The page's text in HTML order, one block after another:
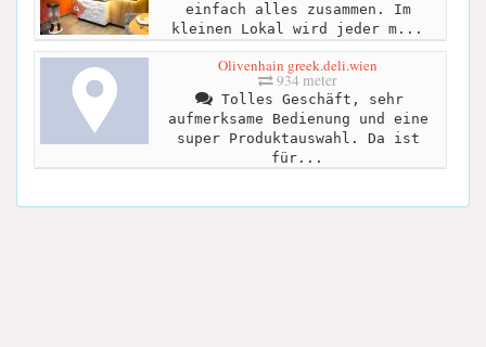
einfach alles zusammen. Im
kleinen Lokal wird jeder m...
Olivenhain greek.deli.wien
934 meter
Tolles Geschäft, sehr
aufmerksame Bedienung und eine
super Produktauswahl. Da ist
für...